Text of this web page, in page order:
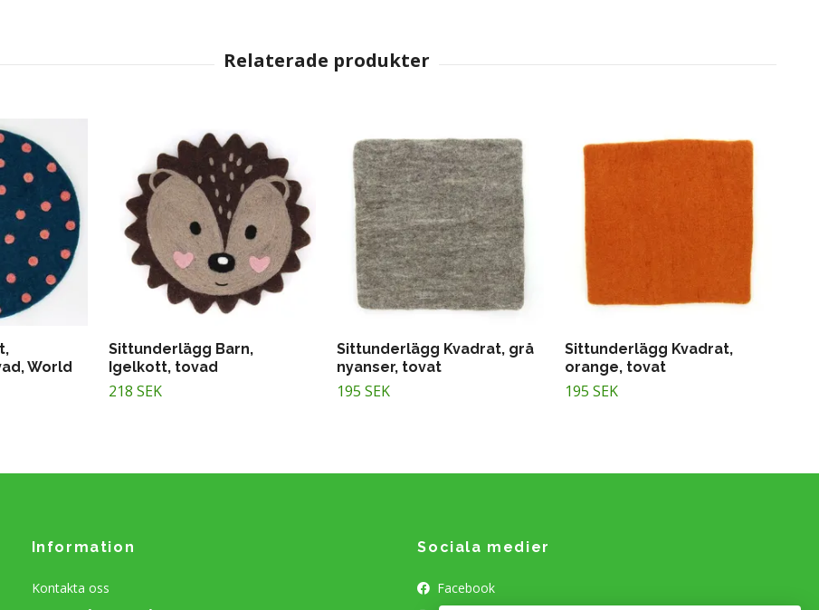
World
Sittunderlägg Barn,
Igelkott, tovad
218 SEK
Sittunderlägg Kvadrat, grå
nyanser, tovat
195 SEK
Sittunderlägg Kvadrat,
orange, tovat
195 SEK
Information
Kontakta oss
Sociala medier
Facebook